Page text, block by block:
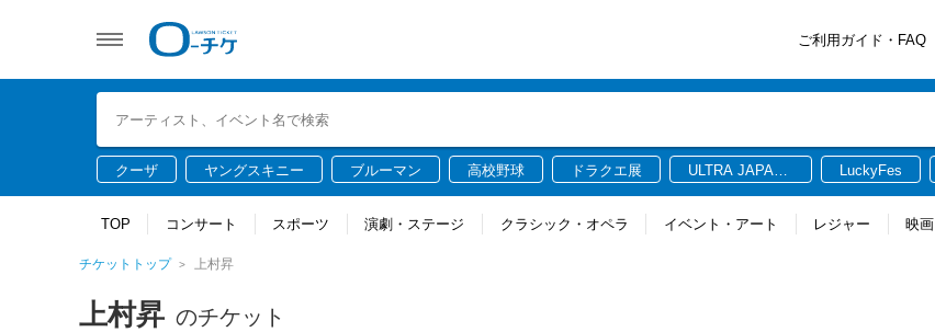
ご利用ガイド・FAQ
クーザ ヤングスキニー ブルーマン 高校野球 ドラクエ展
ULTRA JAPAN
LuckyFes
TOP コンサート スポーツ 演劇・ステージ クラシック・オペラ イベント・アート レジャー 映画
チケットトップ 上村昇
上村昇 のチケット